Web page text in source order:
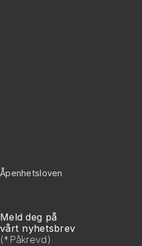
Meld deg på
vårt nyhetsbrev
(* Påkrevd)
Åpenhetsloven